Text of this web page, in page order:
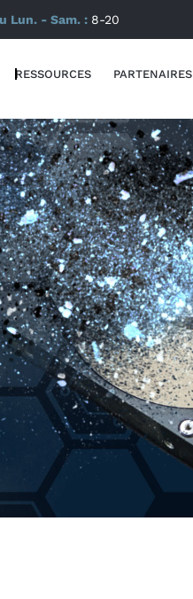
Lun. - Sam. : 8-20
RESSOURCES PARTENAIRES